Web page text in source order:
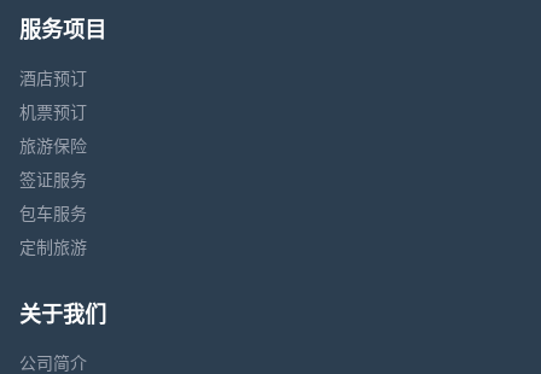
服务项目
酒店预订
机票预订
旅游保险
签证服务
包车服务
定制旅游
关于我们
公司简介